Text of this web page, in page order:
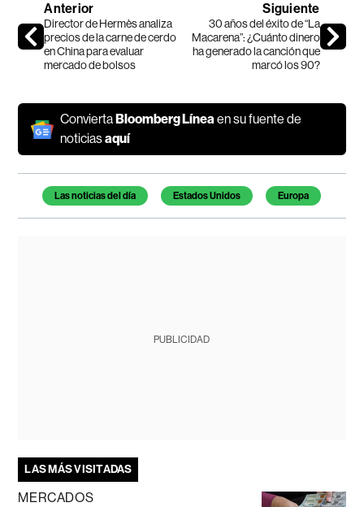
Anterior
Director de Hermès analiza
precios de la carne de cerdo
en China para evaluar
mercado de bolsos
Siguiente
30 años del éxito de “La
Macarena”: ¿Cuánto dinero
ha generado la canción que
marcó los 90?
Convierta Bloomberg Líneaen su fuente de
noticiasaquí
Temas de este artículo
Las noticias del día Estados Unidos Europa
PUBLICIDAD
LAS MÁS VISITADAS
MERCADOS